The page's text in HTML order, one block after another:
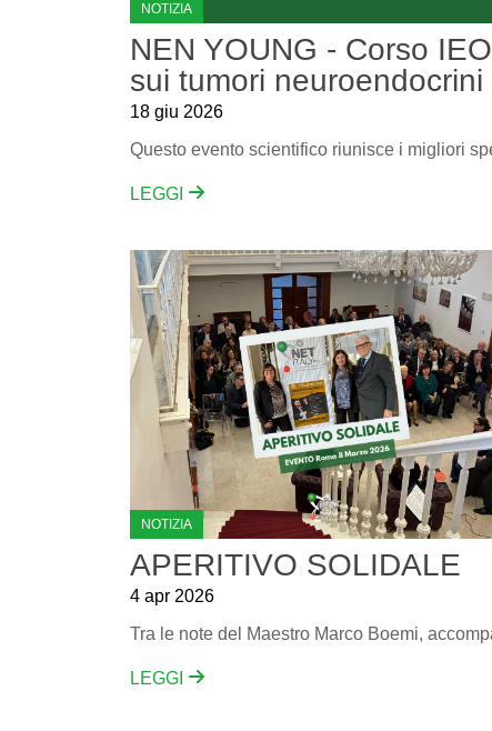
NOTIZIA
NEN YOUNG - Corso IEO
sui tumori neuroendocrini
18 giu 2026
LEGGI
NOTIZIA
APERITIVO SOLIDALE
4 apr 2026
LEGGI